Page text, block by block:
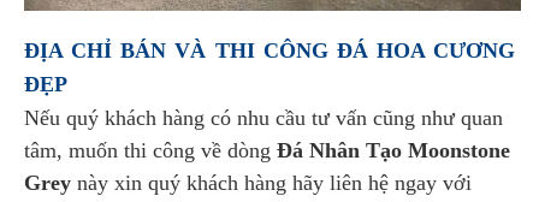
ĐỊA CHỈ BÁN VÀ THI CÔNG ĐÁ HOA CƯƠNG
ĐẸP
Nếu quý khách hàng có nhu cầu tư vấn cũng như quan
tâm, muốn thi công về dòng Đá Nhân Tạo Moonstone
Grey này xin quý khách hàng hãy liên hệ ngay với